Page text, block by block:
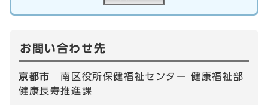
お問い合わせ先
京都市南区役所保健福祉センター 健康福祉部
健康長寿推進課